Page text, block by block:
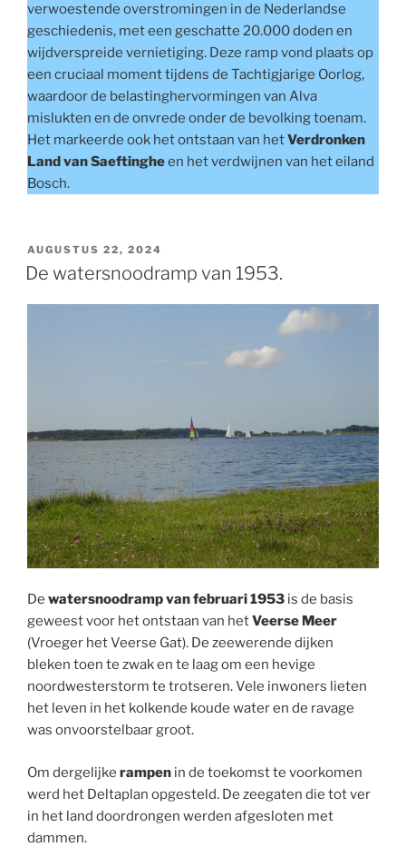
verwoestende overstromingen in de Nederlandse
geschiedenis, met een geschatte 20.000 doden en
wijdverspreide vernietiging. Deze ramp vond plaats op
een cruciaal moment tijdens de Tachtigjarige Oorlog,
waardoor de belastinghervormingen van Alva
mislukten en de onvrede onder de bevolking toenam.
Het markeerde ook het ontstaan van hetVerdronken
Land van Saeftingheen het verdwijnen van het eiland
Bosch.
GEPLAATST
OP
AUGUSTUS 22, 2024
De watersnoodramp van 1953.
De watersnoodramp van februari 1953 is de basis
geweest voor het ontstaan van hetVeerse Meer
(Vroeger het Veerse Gat). De zeewerende dijken
bleken toen te zwak en te laag om een hevige
noordwesterstorm te trotseren. Vele inwoners lieten
het leven in het kolkende koude water en de ravage
was onvoorstelbaar groot.
Om dergelijke rampen in de toekomst te voorkomen
werd het Deltaplan opgesteld. De zeegaten die tot ver
in het land doordrongen werden afgesloten met
dammen.